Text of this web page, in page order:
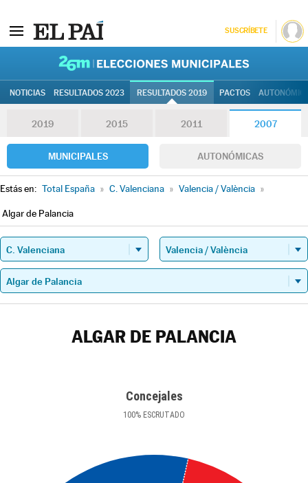
SUSCRÍBETE
NOTICIAS RESULTADOS 2023 RESULTADOS 2019 PACTOS
2019 2015 2011 2007
MUNICIPALES AUTONÓMICAS
Estás en: Total España » C. Valenciana » Valencia / València »
Algar de Palancia
ALGAR DE PALANCIA
Concejales
100% ESCRUTADO